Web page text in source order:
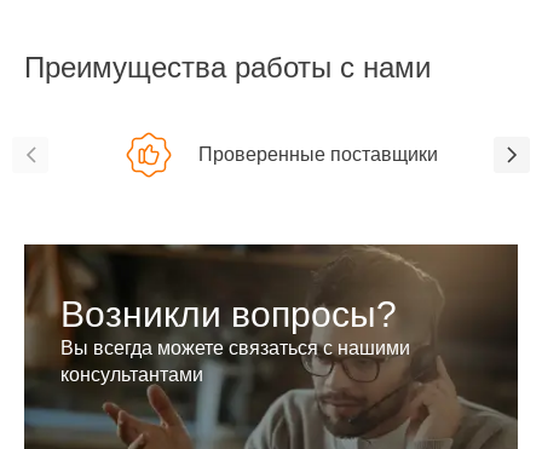
Преимущества работы с нами
Проверенные поставщики
Возникли вопросы?
Вы всегда можете связаться с нашими
консультантами